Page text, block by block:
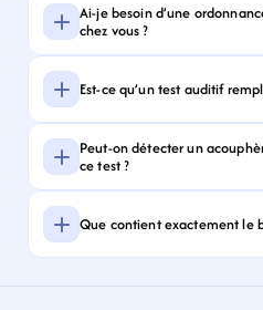
Ai-je besoin d’une
chez vous ?
Est-ce qu’un test auditif
Peut-on détecter un
ce test ?
Que contient exactement le